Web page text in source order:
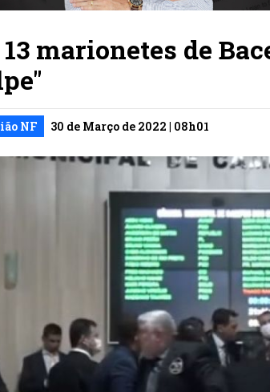
marionetes de
NF 30 de Março de 2022 | 08h01